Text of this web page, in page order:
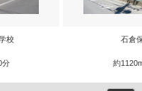
校
分
石倉
約